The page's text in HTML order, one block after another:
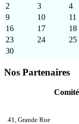
2
3 4
9
10 11
16
17 18
23
24 25
30
Nos Partenaires
41, Grande Rue